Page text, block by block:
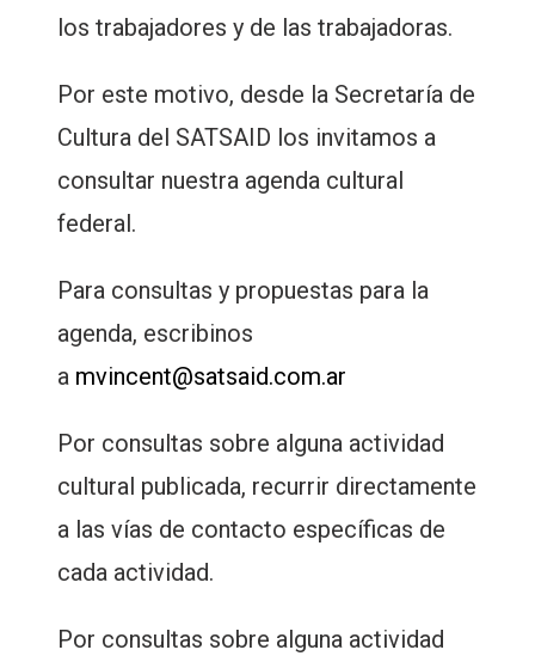
los trabajadores y de las trabajadoras.
Por este motivo, desde la Secretaría de
Cultura del SATSAID los invitamos a
consultar nuestra agenda cultural
federal.
Para consultas y propuestas para la
agenda, escribinos
a mvincent@satsaid.com.ar
Por consultas sobre alguna actividad
cultural publicada, recurrir directamente
a las vías de contacto específicas de
cada actividad.
Por consultas sobre alguna actividad